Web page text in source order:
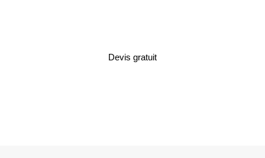
Devis gratuit